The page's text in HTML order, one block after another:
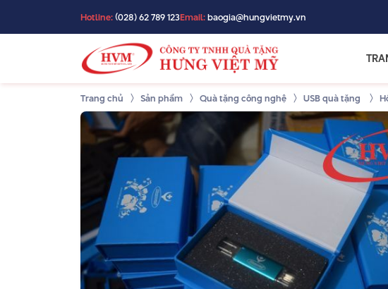
Hotline:(028) 62 789 123Email:baogia@hungvietmy.vn
Trang chủ Sản phẩm Quà tặng công nghệ USB quà tặng